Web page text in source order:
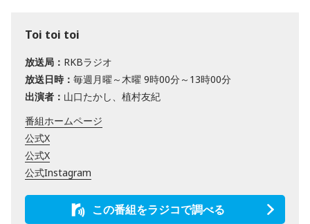
Toi toi toi
放送局： RKBラジオ
放送日時： 毎週月曜～木曜 9時00分～13時00分
出演者： 山口たかし、植村友紀
番組ホームページ
公式X
公式X
公式Instagram
この番組をラジコで調べる